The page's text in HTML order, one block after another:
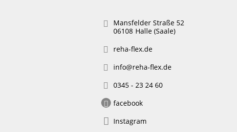
Mansfelder Straße 52
06108 Halle (Saale)
reha-flex.de
info@reha-flex.de
0345 - 23 24 60
facebook
Instagram